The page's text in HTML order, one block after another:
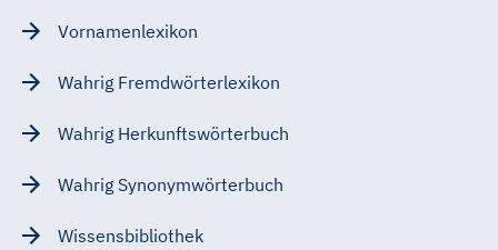
Vornamenlexikon
Wahrig Fremdwörterlexikon
Wahrig Herkunftswörterbuch
Wahrig Synonymwörterbuch
Wissensbibliothek